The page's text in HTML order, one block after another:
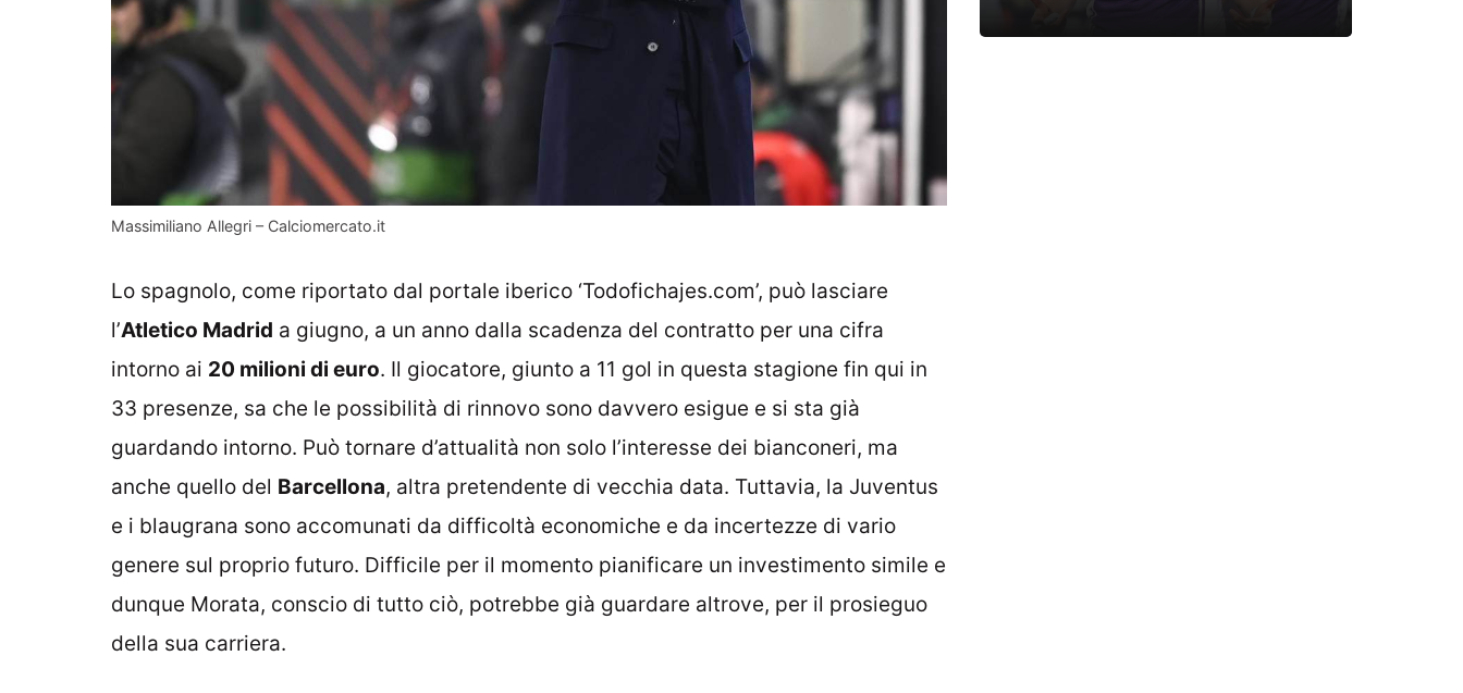
Massimiliano Allegri – Calciomercato.it
Lo spagnolo, come riportato dal portale iberico ‘Todofichajes.com’, può lasciare
l’Atletico Madrid a giugno, a un anno dalla scadenza del contratto per una cifra
intorno ai 20 milioni di euro. Il giocatore, giunto a 11 gol in questa stagione fin qui in
33 presenze, sa che le possibilità di rinnovo sono davvero esigue e si sta già
guardando intorno. Può tornare d’attualità non solo l’interesse dei bianconeri, ma
anche quello del Barcellona, altra pretendente di vecchia data. Tuttavia, la Juventus
e i blaugrana sono accomunati da difficoltà economiche e da incertezze di vario
genere sul proprio futuro. Difficile per il momento pianificare un investimento simile e
dunque Morata, conscio di tutto ciò, potrebbe già guardare altrove, per il prosieguo
della sua carriera.